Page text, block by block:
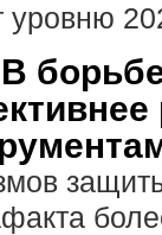
уровню